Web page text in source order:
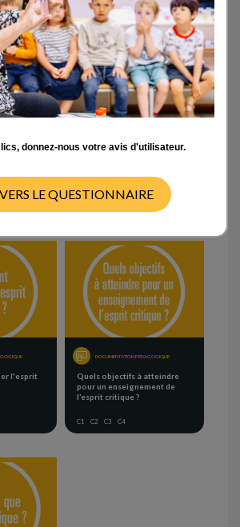
formation
L@map
l'esprit
DOCUMENTATION PÉDAGOGIQUE
Quels objectifs à atteindre
pour un enseignement de
l’esprit critique ?
C1 C2 C3 C4
donnez-nous votre avis d'utilisateur.
LE QUESTIONNAIRE